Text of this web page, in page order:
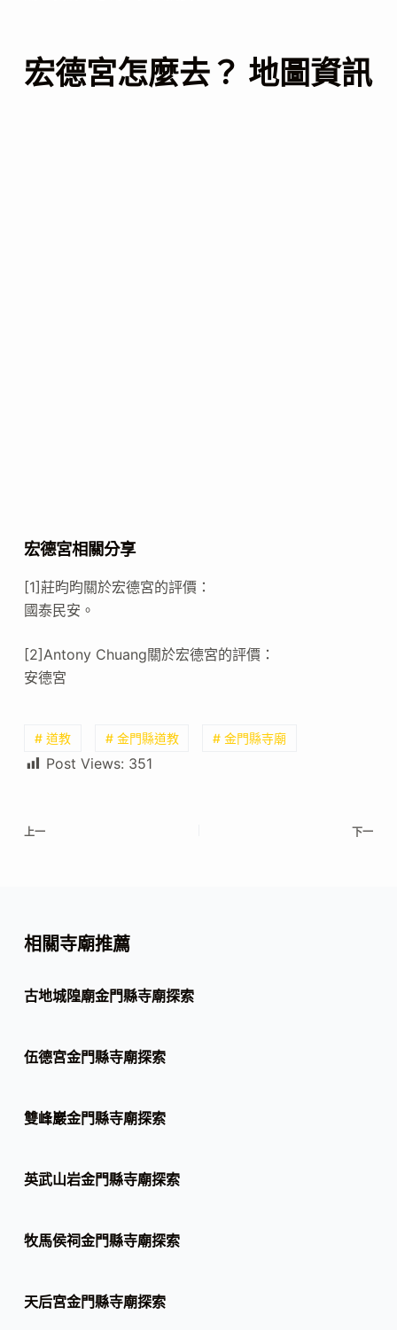
宏德宮怎麼去？ 地圖資訊
宏德宮相關分享
[1]莊昀昀關於宏德宮的評價：
國泰民安。
[2]Antony Chuang關於宏德宮的評價：
安德宮
# 道教 # 金門縣道教 # 金門縣寺廟
Post Views: 351
上一 下一
相關寺廟推薦
古地城隍廟金門縣寺廟探索
伍德宮金門縣寺廟探索
雙峰巖金門縣寺廟探索
英武山岩金門縣寺廟探索
牧馬侯祠金門縣寺廟探索
天后宮金門縣寺廟探索